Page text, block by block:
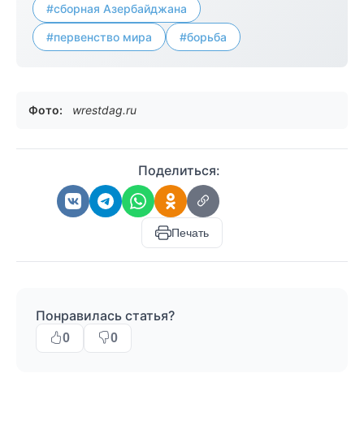
#сборная Азербайджана
#первенство мира #борьба
Фото: wrestdag.ru
Поделиться:
Печать
Понравилась статья?
0 0